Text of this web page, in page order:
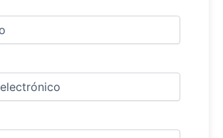
(Obligatorio)